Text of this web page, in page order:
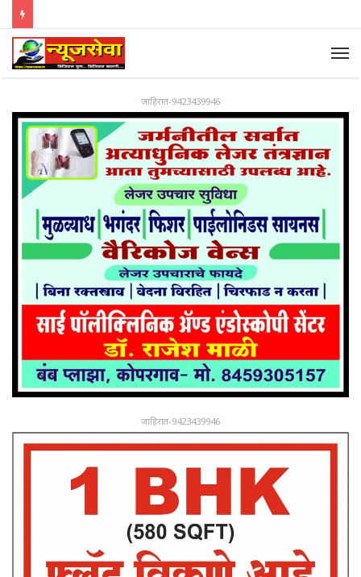
जाहिरात-9423439946
जाहिरात-9423439946